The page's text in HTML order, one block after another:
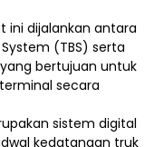
ini dijalankan antara
(TBS) serta
bertujuan untuk
secara
sistem digital
kedatangan truk